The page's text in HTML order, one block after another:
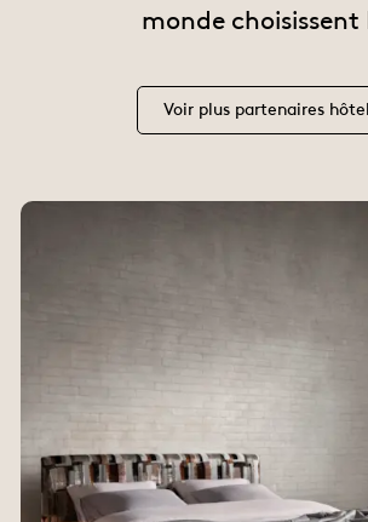
monde choisissent
Voir plus partenaires